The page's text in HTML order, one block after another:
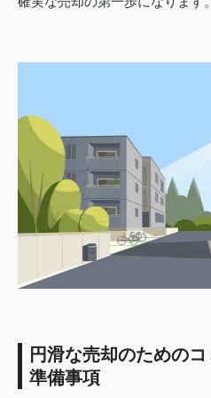
円滑な売却のための
準備事項